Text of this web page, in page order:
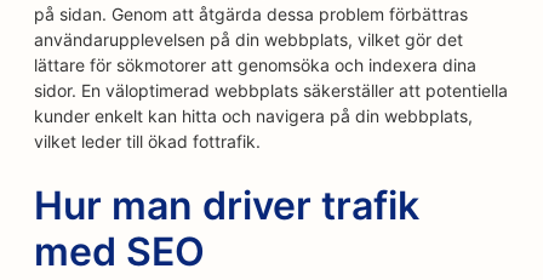
på sidan. Genom att åtgärda dessa problem förbättras
användarupplevelsen på din webbplats, vilket gör det
lättare för sökmotorer att genomsöka och indexera dina
sidor. En väloptimerad webbplats säkerställer att potentiella
kunder enkelt kan hitta och navigera på din webbplats,
vilket leder till ökad fottrafik.
Hur man driver trafik
med SEO